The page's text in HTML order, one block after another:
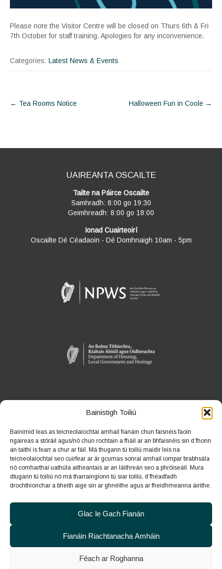
Bainistigh Toiliú
Bainimid leas as teicneolaíochtaí amhail fianáin chun faisnéis faoin
ngaireas a stóráil agus/nó chun rochtain a fháil ar an bhfaisnéis sin d’fhonn
an taithí is fearr a chur ar fáil. Má thugann tú toiliú maidir leis na
teicneolaíochtaí seo cuirfear ar ár gcumas sonraí amhail iompar brabhsála
nó comharthaí uathúla aitheantais ar an láithreán seo a phróiseáil. Mura
dtugann tú toiliú nó má tharraingíonn tú siar toiliú, d’fhéadfadh
drochthionchar a bheith aige sin ar ghnéithe agus ar fheidhmeanna áirithe.
Glac le Gach Fianán
Fianáin Riachtanacha Amháin
Féach ar Roghanna
Please note the Visitor Centre will be closed on Thurs 6th & Fri
7th October for staff training. Apologies for any inconvenience.
Categories: Latest News & Events
Post
← Tea Rooms Notice Halloween Fun in Coole →
UAIREANTA OSCAILTE
Tailte na Páirce Oscailte
Samhradh: 8:00 go 19:30
Geimhreadh: 8:00 go 18:00
Ionad Cuairteoirí
Oscailte Dé Céadaoin - Dé Domhnaigh 10am - 5pm
ANACLANN DÚLRA PHÁIRC NA CÚILE
H91 HF5X
Teileafón:
091 631804
Ríomhphost:
coolepark@npws.gov.ie
Suíomh gréasáin:
https://www.coolepark.ie
An Roinn Tithíochta, Rialtais Áitiúil agus Oidhreachta